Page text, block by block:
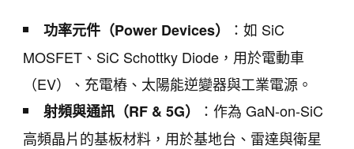
功率元件（Power Devices）
：如 SiC
MOSFET、SiC Schottky Diode，用於電動車
（EV）、充電樁、太陽能逆變器與工業電源。
射頻與通訊（RF & 5G）
：作為 GaN-on-SiC
高頻晶片的基板材料，用於基地台、雷達與衛星